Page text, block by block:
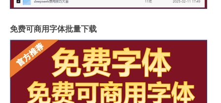
免费可商用字体批量下载